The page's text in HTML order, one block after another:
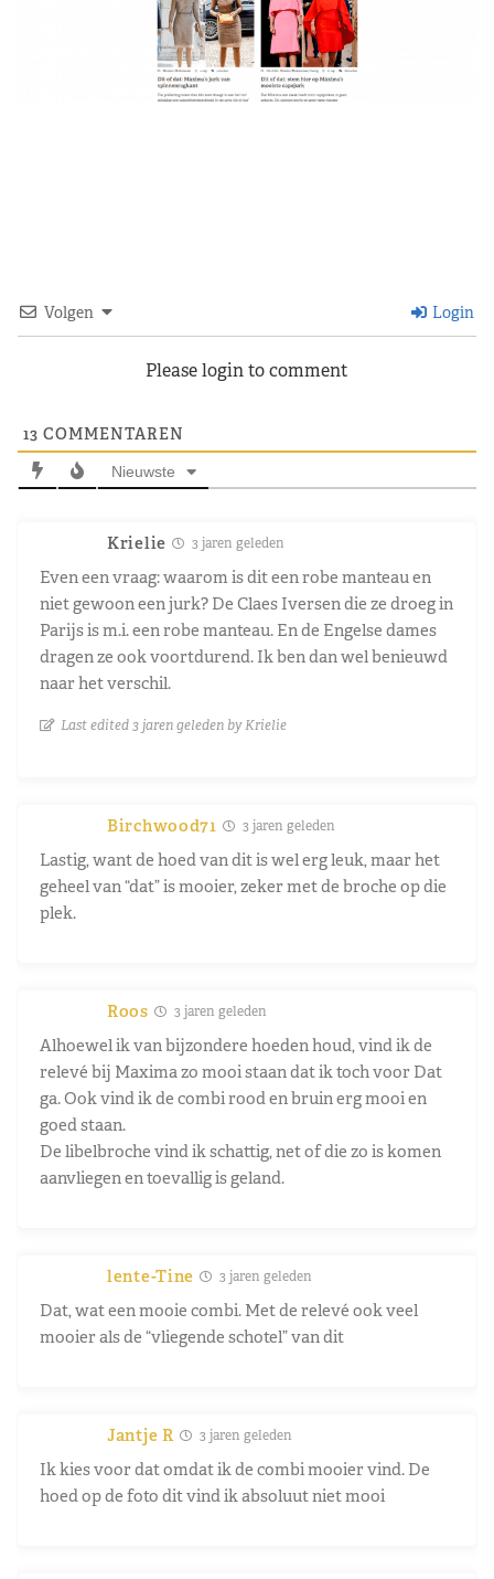
Volgen Login
Please login to comment
13 COMMENTAREN
Nieuwste
Krielie 3 jaren geleden
Even een vraag: waarom is dit een robe manteau en
niet gewoon een jurk? De Claes Iversen die ze droeg in
Parijs is m.i. een robe manteau. En de Engelse dames
dragen ze ook voortdurend. Ik ben dan wel benieuwd
naar het verschil.
Last edited 3 jaren geleden by Krielie
Birchwood71 3 jaren geleden
Lastig, want de hoed van dit is wel erg leuk, maar het
geheel van “dat” is mooier, zeker met de broche op die
plek.
Roos 3 jaren geleden
Alhoewel ik van bijzondere hoeden houd, vind ik de
relevé bij Maxima zo mooi staan dat ik toch voor Dat
ga. Ook vind ik de combi rood en bruin erg mooi en
goed staan.
De libelbroche vind ik schattig, net of die zo is komen
aanvliegen en toevallig is geland.
lente-Tine 3 jaren geleden
Dat, wat een mooie combi. Met de relevé ook veel
mooier als de “vliegende schotel” van dit
Jantje R 3 jaren geleden
Ik kies voor dat omdat ik de combi mooier vind. De
hoed op de foto dit vind ik absoluut niet mooi